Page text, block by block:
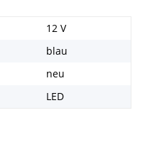
12 V
blau
neu
LED